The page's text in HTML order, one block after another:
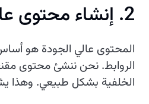
2. إنشاء محتوى عالي الجودة
المحتوى عالي الجودة هو
الروابط. نحن ننشئ محتوى
الخلفية بشكل طبيعي. وهذا